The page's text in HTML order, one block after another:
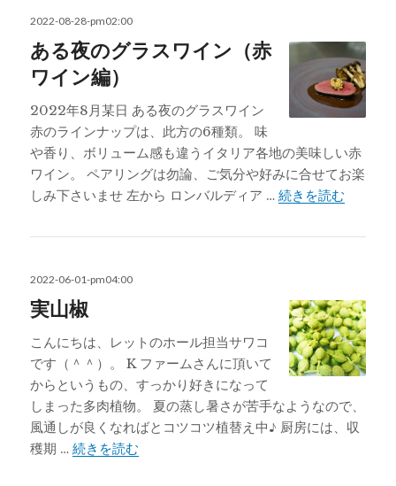
投
日:
2022-08-28-pm02:00
ある夜のグラスワイン（赤
ワイン編）
2022年8月某日 ある夜のグラスワイン
赤のラインナップは、此方の6種類。 味
や香り、ボリューム感も違うイタリア各地の美味しい赤
ワイン。 ペアリングは勿論、ご気分や好みに合せてお楽
しみ下さいませ 左から ロンバルディア …続きを読む
投
日:
2022-06-01-pm04:00
実山椒
こんにちは、レットのホール担当サワコ
です（＾＾）。 K ファームさんに頂いて
からというもの、すっかり好きになって
しまった多肉植物。 夏の蒸し暑さが苦手なようなので、
風通しが良くなればとコツコツ植替え中♪ 厨房には、収
穫期 …続きを読む